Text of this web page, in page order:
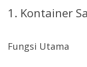
1. Kontainer
Fungsi Utama